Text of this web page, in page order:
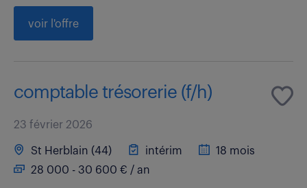
voir l'offre
comptable trésorerie (f/h)
23 février 2026
St Herblain (44) intérim
18 mois
28 000 - 30 600 € / an